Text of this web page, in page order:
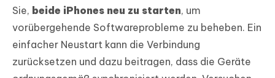
Sie, beide iPhones neu zu starten, um
vorübergehende Softwareprobleme zu beheben. Ein
einfacher Neustart kann die Verbindung
zurücksetzen und dazu beitragen, dass die Geräte